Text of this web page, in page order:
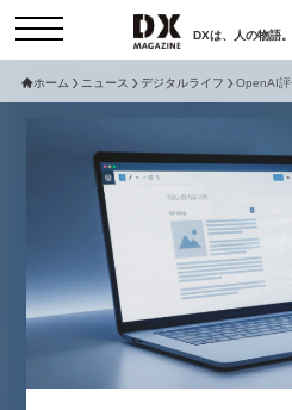
DXは、人の物語
サービスメニュー
トップペー
特集
動画
サイトマ
お問い合
現在開催予定
【8/12
数値化
ホーム ニュース デジタルライフ OpenAI評